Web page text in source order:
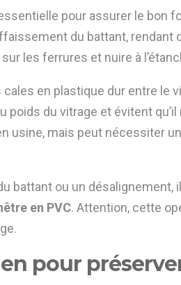
pour assurer le bon
du battant, rendant
les ferrures et nuire à
en plastique dur entre le
poids du vitrage et évitent
usine, mais peut nécessiter
battant ou un désalignement,
en PVC. Attention, cette
pour